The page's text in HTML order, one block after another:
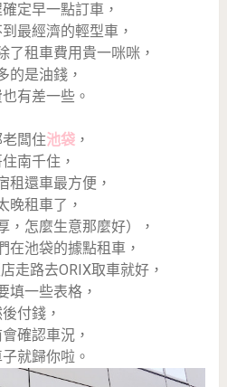
定早一點訂車，
最經濟的輕型車，
了租車費用貴一咪咪，
的是油錢，
有差一些。
闆住池袋，
南千住，
租還車最方便，
晚租車了，
，怎麼生意那麼好），
在池袋的據點租車，
走路去ORIX取車就好，
填一些表格，
付錢，
確認車況，
就歸你啦。